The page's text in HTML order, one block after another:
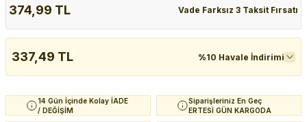
374,99 TL Vade Farksız 3 Taksit Fırsatı
337,49 TL %10 Havale İndirimi
14 Gün İçinde Kolay İADE
/ DEĞİŞİM
Siparişleriniz En Geç
ERTESİ GÜN KARGODA